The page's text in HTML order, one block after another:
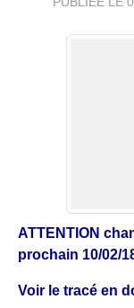
ATTENTION
prochain 10/02/
Voir le tracé en